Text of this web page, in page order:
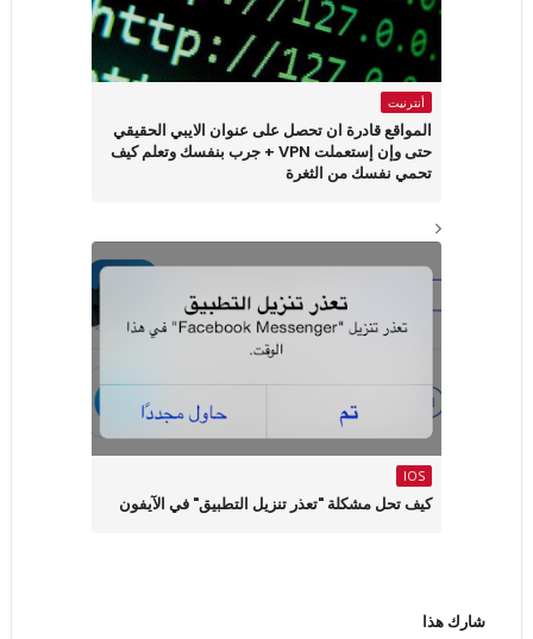
أنترنيت
المواقع قادرة ان تحصل على عنوان الايبي الحقيقي
حتى وإن إستعملت VPN + جرب بنفسك وتعلم كيف
تحمي نفسك من الثغرة
IOS
كيف تحل مشكلة "تعذر تنزيل التطبيق" في الآيفون
شارك هذا